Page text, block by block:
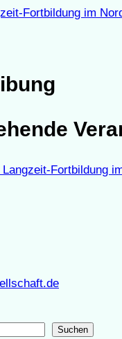
Fortbildung im
Langzeit-Fortbildung
Suchen